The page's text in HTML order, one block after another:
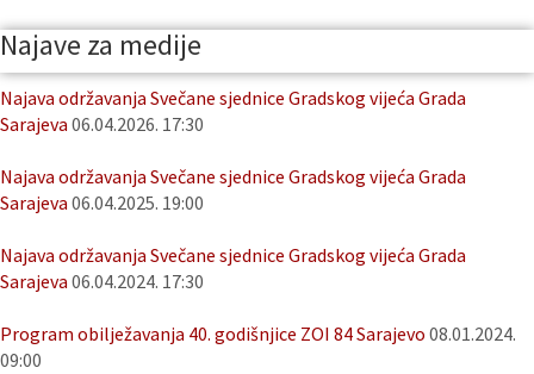
Najave za medije
Najava održavanja Svečane sjednice Gradskog vijeća Grada
Sarajeva 06.04.2026. 17:30
Najava održavanja Svečane sjednice Gradskog vijeća Grada
Sarajeva 06.04.2025. 19:00
Najava održavanja Svečane sjednice Gradskog vijeća Grada
Sarajeva 06.04.2024. 17:30
Program obilježavanja 40. godišnjice ZOI 84 Sarajevo 08.01.2024.
09:00